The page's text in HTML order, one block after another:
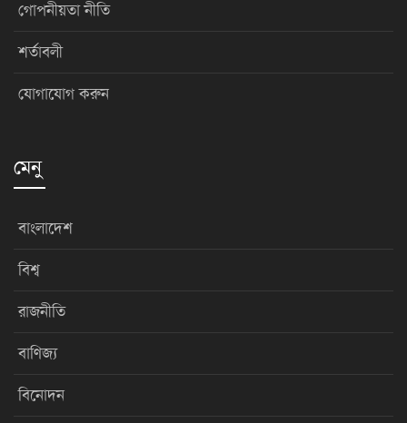
গোপনীয়তা নীতি
শর্তাবলী
যোগাযোগ করুন
মেনু
বাংলাদেশ
বিশ্ব
রাজনীতি
বাণিজ্য
বিনোদন